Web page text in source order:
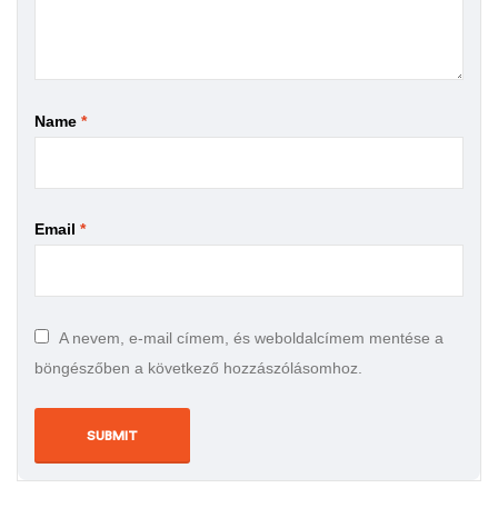
Name *
Email *
A nevem, e-mail címem, és weboldalcímem mentése a
böngészőben a következő hozzászólásomhoz.